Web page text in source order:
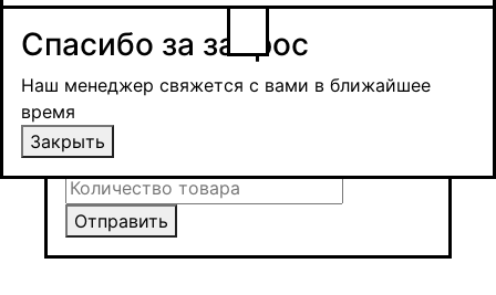
Заказ товара
Уведомить о поступлении
Спасибо за заявку
Наш менеджер свяжется с вами в ближайшее
время и обсудит сроки поставки и условия
оплаты
Закрыть
Получить оптовую цену
Отправить
Спасибо за запрос
Наш менеджер свяжется с вами в ближайшее
время
Закрыть